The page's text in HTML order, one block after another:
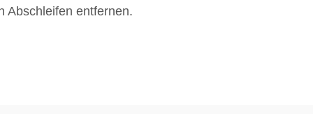
Abschleifen entfernen.